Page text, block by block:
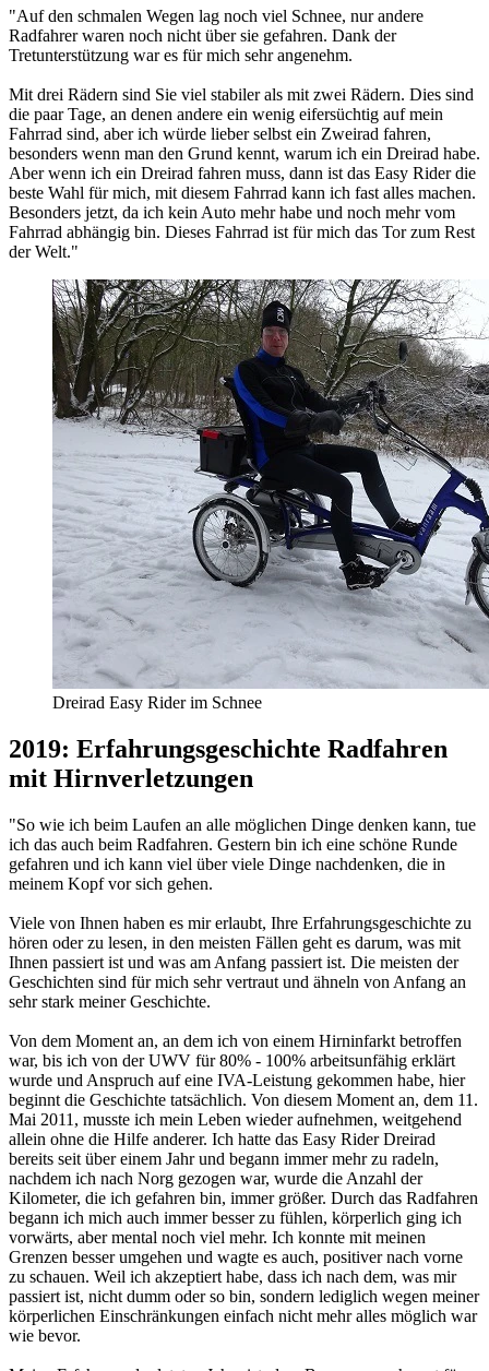
"​Auf den schmalen Wegen lag noch viel Schnee, nur andere
Radfahrer waren noch nicht über sie gefahren. Dank der
Tretunterstützung war es für mich sehr angenehm.
Mit drei Rädern sind Sie viel stabiler als mit zwei Rädern. Dies sind
die paar Tage, an denen andere ein wenig eifersüchtig auf mein
Fahrrad sind, aber ich würde lieber selbst ein Zweirad fahren,
besonders wenn man den Grund kennt, warum ich ein Dreirad habe.
Aber wenn ich ein Dreirad fahren muss, dann ist das Easy Rider die
beste Wahl für mich, mit diesem Fahrrad kann ich fast alles machen.
Besonders jetzt, da ich kein Auto mehr habe und noch mehr vom
Fahrrad abhängig bin. Dieses Fahrrad ist für mich das Tor zum Rest
der Welt."
Dreirad Easy Rider im Schnee
2019: Erfahrungsgeschichte Radfahren
mit Hirnverletzungen
"So wie ich beim Laufen an alle möglichen Dinge denken kann, tue
ich das auch beim Radfahren. Gestern bin ich eine schöne Runde
gefahren und ich kann viel über viele Dinge nachdenken, die in
meinem Kopf vor sich gehen.
Viele von Ihnen haben es mir erlaubt, Ihre Erfahrungsgeschichte zu
hören oder zu lesen, in den meisten Fällen geht es darum, was mit
Ihnen passiert ist und was am Anfang passiert ist. Die meisten der
Geschichten sind für mich sehr vertraut und ähneln von Anfang an
sehr stark meiner Geschichte.
Von dem Moment an, an dem ich von einem Hirninfarkt betroffen
war, bis ich von der UWV für 80% - 100% arbeitsunfähig erklärt
wurde und Anspruch auf eine IVA-Leistung gekommen habe, hier
beginnt die Geschichte tatsächlich. Von diesem Moment an, dem 11.
Mai 2011, musste ich mein Leben wieder aufnehmen, weitgehend
allein ohne die Hilfe anderer. Ich hatte das Easy Rider Dreirad
bereits seit über einem Jahr und begann immer mehr zu radeln,
nachdem ich nach Norg gezogen war, wurde die Anzahl der
Kilometer, die ich gefahren bin, immer größer. Durch das Radfahren
begann ich mich auch immer besser zu fühlen, körperlich ging ich
vorwärts, aber mental noch viel mehr. Ich konnte mit meinen
Grenzen besser umgehen und wagte es auch, positiver nach vorne
zu schauen. Weil ich akzeptiert habe, dass ich nach dem, was mir
passiert ist, nicht dumm oder so bin, sondern lediglich wegen meiner
körperlichen Einschränkungen einfach nicht mehr alles möglich war
wie bevor.